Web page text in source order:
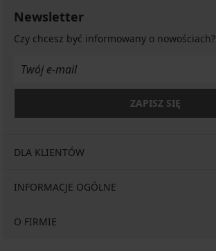
Newsletter
Czy chcesz być informowany o nowościach?
ZAPISZ SIĘ
DLA KLIENTÓW
INFORMACJE OGÓLNE
O FIRMIE